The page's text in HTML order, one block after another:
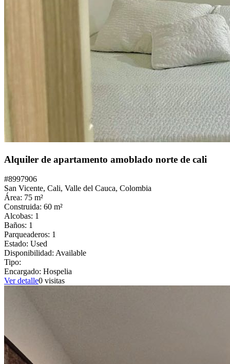
Alquiler de apartamento amoblado norte de cali
#8997906
San Vicente, Cali, Valle del Cauca, Colombia
Área: 75 m²
Construida: 60 m²
Alcobas: 1
Baños: 1
Parqueaderos: 1
Estado: Used
Disponibilidad: Available
Tipo:
Encargado: Hospelia
Ver detalle0 visitas